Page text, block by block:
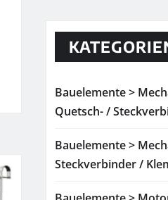
Bauelemente >
Quetsch- /
Bauelemente >
Steckverbinder /